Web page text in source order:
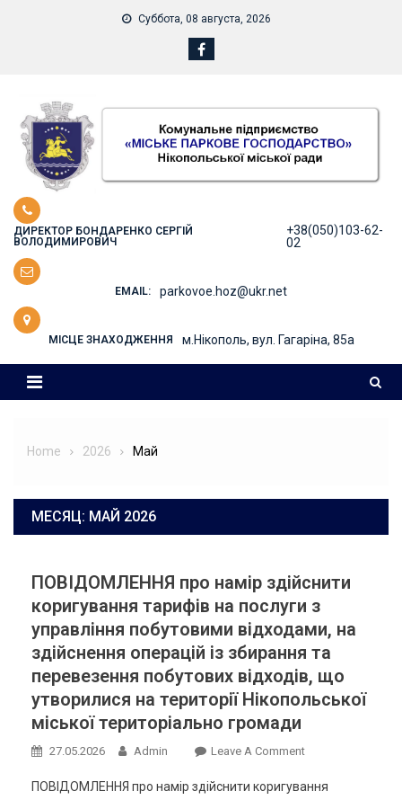
Суббота, 08 августа, 2026
ДИРЕКТОР БОНДАРЕНКО СЕРГІЙ
ВОЛОДИМИРОВИЧ
+38(050)103-62-
02
EMAIL: parkovoe.hoz@ukr.net
МІСЦЕ ЗНАХОДЖЕННЯ м.Нікополь, вул. Гагаріна, 85а
Home 2026 Май
МЕСЯЦ: МАЙ 2026
ПОВІДОМЛЕННЯ про намір здійснити
коригування тарифів на послуги з
управління побутовими відходами, на
здійснення операцій із збирання та
перевезення побутових відходів, що
утворилися на території Нікопольської
міської територіально громади
27.05.2026 Admin Leave A CommentOn
Про
ПОВІДОМЛЕННЯ про намір здійснити коригування